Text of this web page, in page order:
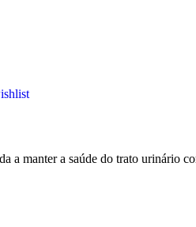
a manter a saúde do trato urinário